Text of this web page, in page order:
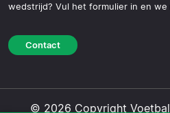
wedstrijd? Vul het formulier in en
Contact
© 2026 Copyright